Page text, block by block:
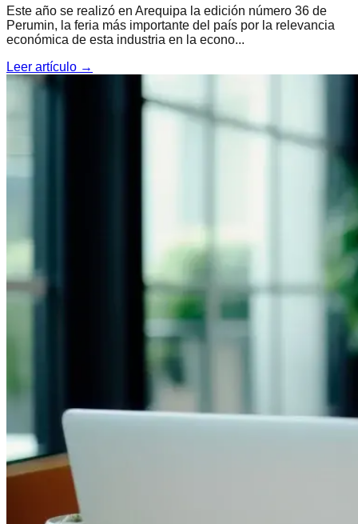
Este año se realizó en Arequipa la edición número 36 de
Perumin, la feria más importante del país por la relevancia
económica de esta industria en la econo...
Leer artículo →